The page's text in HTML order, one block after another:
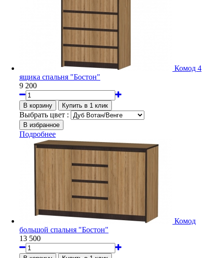
Комод 4
ящика спальня "Бостон"
9 200
Выбрать цвет :
Подробнее
Комод
большой спальня "Бостон"
13 500